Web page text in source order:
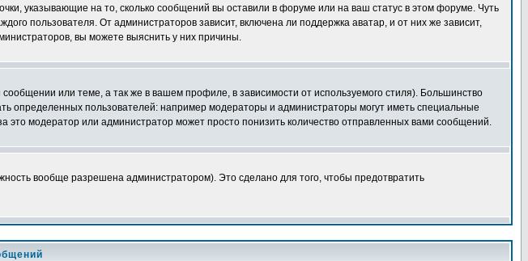
указывающие на то, сколько сообщений вы оставили в форуме или на ваш статус в этом форуме. Чуть
пользователя. От администраторов зависит, включена ли поддержка аватар, и от них же зависит,
вы можете выяснить у них причины.
или теме, а так же в вашем профиле, в зависимости от используемого стиля). Большинство
определенных пользователей: например модераторы и администраторы могут иметь специальные
модератор или администратор может просто понизить количество отправленных вами сообщений.
вообще разрешена администратором). Это сделано для того, чтобы предотвратить